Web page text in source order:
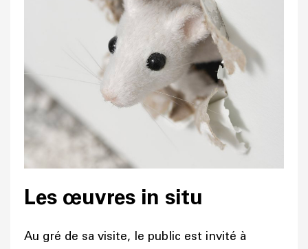
Les œuvres in situ
Au gré de sa visite, le public est invité à